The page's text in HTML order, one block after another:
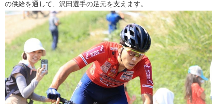
の供給を通して、沢田選手の足元を支えます。